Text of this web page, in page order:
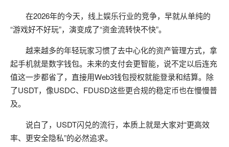
在2026年的今天，线上娱乐行业的竞争，早就从单纯的
“游戏好不好玩”，演变成了“资金流转快不快”。
越来越多的年轻玩家习惯了去中心化的资产管理方式，拿
起手机就是数字钱包。未来的支付会更智能，说不定以后连充
值这一步都省了，直接用Web3钱包授权就能登录和结算。除
了USDT，像USDC、FDUSD这些更合规的稳定币也在慢慢普
及。
说白了，USDT闪兑的流行，本质上就是大家对“更高效
率、更安全隐私”的必然追求。